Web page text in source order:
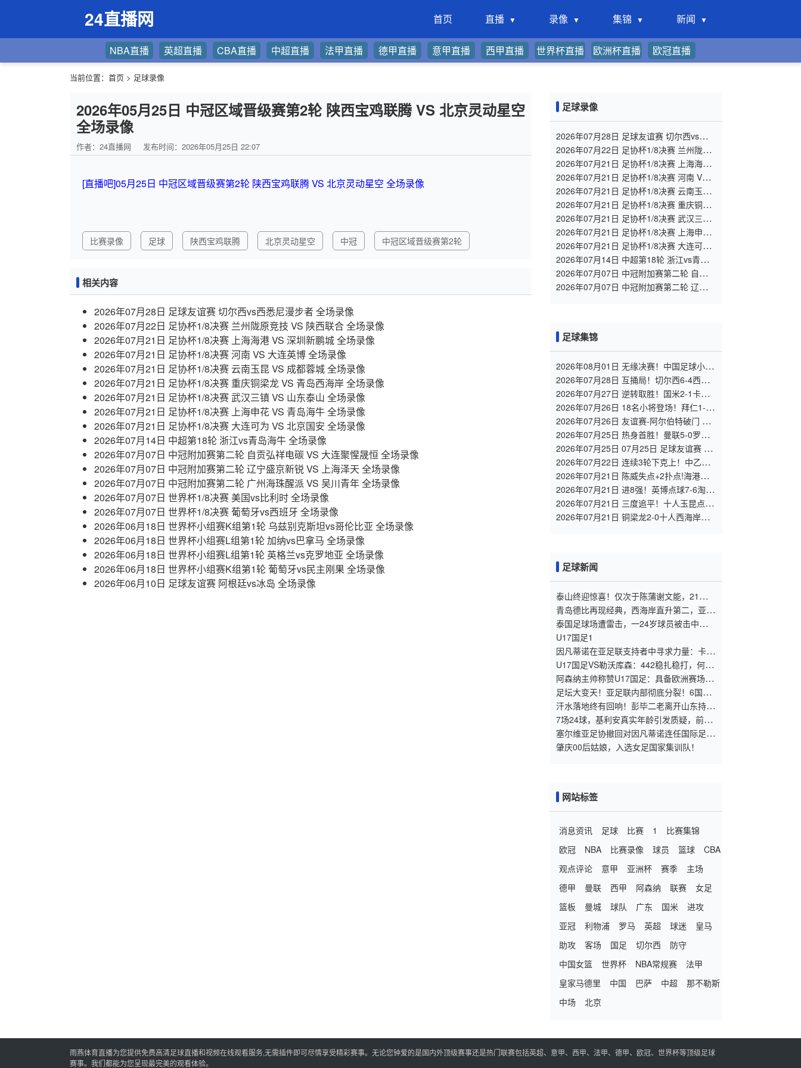
24直播网 首页 直播 录像 集锦 新闻
NBA直播 英超直播 CBA直播 中超直播 法甲直播 德甲直播 意甲直播 西甲直播 世界杯直播 欧洲杯直播 欧冠直播
当前位置： 首页 > 足球录像
2026年05月25日 中冠区域晋级赛第2轮 陕西宝鸡联腾 VS 北京灵动星空
全场录像
作者：24直播网 发布时间：2026年05月25日 22:07
[直播吧]05月25日 中冠区域晋级赛第2轮 陕西宝鸡联腾 VS 北京灵动星空 全场录像
比赛录像 足球 陕西宝鸡联腾 北京灵动星空 中冠 中冠区域晋级赛第2轮
相关内容
2026年07月28日 足球友谊赛 切尔西vs西悉尼漫步者 全场录像
2026年07月22日 足协杯1/8决赛 兰州陇原竞技 VS 陕西联合 全场录像
2026年07月21日 足协杯1/8决赛 上海海港 VS 深圳新鹏城 全场录像
2026年07月21日 足协杯1/8决赛 河南 VS 大连英博 全场录像
2026年07月21日 足协杯1/8决赛 云南玉昆 VS 成都蓉城 全场录像
2026年07月21日 足协杯1/8决赛 重庆铜梁龙 VS 青岛西海岸 全场录像
2026年07月21日 足协杯1/8决赛 武汉三镇 VS 山东泰山 全场录像
2026年07月21日 足协杯1/8决赛 上海申花 VS 青岛海牛 全场录像
2026年07月21日 足协杯1/8决赛 大连可为 VS 北京国安 全场录像
2026年07月14日 中超第18轮 浙江vs青岛海牛 全场录像
2026年07月07日 中冠附加赛第二轮 自贡弘祥电碳 VS 大连聚惺晟恒 全场录像
2026年07月07日 中冠附加赛第二轮 辽宁盛京新锐 VS 上海泽天 全场录像
2026年07月07日 中冠附加赛第二轮 广州海珠醒派 VS 吴川青年 全场录像
2026年07月07日 世界杯1/8决赛 美国vs比利时 全场录像
2026年07月07日 世界杯1/8决赛 葡萄牙vs西班牙 全场录像
2026年06月18日 世界杯小组赛K组第1轮 乌兹别克斯坦vs哥伦比亚 全场录像
2026年06月18日 世界杯小组赛L组第1轮 加纳vs巴拿马 全场录像
2026年06月18日 世界杯小组赛L组第1轮 英格兰vs克罗地亚 全场录像
2026年06月18日 世界杯小组赛K组第1轮 葡萄牙vs民主刚果 全场录像
2026年06月10日 足球友谊赛 阿根廷vs冰岛 全场录像
足球录像
2026年07月28日 足球友谊赛 切尔西vs西悉
尼漫步者 全场录像
2026年07月22日 足协杯1/8决赛 兰州陇原
竞技 VS 陕西联合 全场录像
2026年07月21日 足协杯1/8决赛 上海海港
VS 深圳新鹏城 全场录像
2026年07月21日 足协杯1/8决赛 河南 VS
大连英博 全场录像
2026年07月21日 足协杯1/8决赛 云南玉昆
VS 成都蓉城 全场录像
2026年07月21日 足协杯1/8决赛 重庆铜梁
龙 VS 青岛西海岸 全场录像
2026年07月21日 足协杯1/8决赛 武汉三镇
VS 山东泰山 全场录像
2026年07月21日 足协杯1/8决赛 上海申花
VS 青岛海牛 全场录像
2026年07月21日 足协杯1/8决赛 大连可为
VS 北京国安 全场录像
2026年07月14日 中超第18轮 浙江vs青岛
海牛 全场录像
2026年07月07日 中冠附加赛第二轮 自贡弘
祥电碳 VS 大连聚惺晟恒 全场录像
2026年07月07日 中冠附加赛第二轮 辽宁盛
足球集锦
2026年08月01日 无缘决赛！中国足球小将
红队0-2亚洲明星联，后者决赛战杭州足管
2026年07月28日 互捅局！切尔西6-4西悉
尼漫步者 佩德罗替补3射1传阿隆索开门红
2026年07月27日 逆转取胜！国米2-1卡尔
斯鲁厄 迪乌夫绝杀+双响+世界波破门
2026年07月26日 18名小将登场！拜仁1-2
德丙球队韦恩 比朔夫点射乌尔赖希“下蛋”
2026年07月26日 友谊赛-阿尔伯特破门 多
特1-2遭杜塞尔多夫逆转
2026年07月25日 热身首胜！曼联5-0罗森
博格 齐尔克泽传射莱西德瓦尼阿玛斯破门
2026年07月25日 07月25日 足球友谊赛 罗
森博格vs曼联 进球视频
2026年07月22日 连续3轮下克上！中乙兰
州2-0中甲陕西进八强 1/4决赛将战北京国安
2026年07月21日 陈威失点+2扑点!海港点
球5-4深圳进8强 周定洋张宇峰莱昂纳多失
2026年07月21日 进8强！英博点球7-6淘汰
河南战申花 马拉尼昂、阿卜杜肉苏力失点
2026年07月21日 三度追平！十人玉昆点球
6-5蓉城进八强 韦林顿索罗金罗慕洛失点
2026年07月21日 铜梁龙2-0十人西海岸晋
足球新闻
泰山终迎惊喜！仅次于陈蒲谢文能，21岁青
妖崛起，未来国足新锋线！
青岛德比再现经典，西海岸直升第二，亚冠
梦想近在咫尺
泰国足球场遭雷击，一24岁球员被击中身
亡，身边多人倒地，至少9人受伤，警方介
入调查
U17国足1
因凡蒂诺在亚足联支持者中寻求力量：卡塔
尔与阿联酋的立场引发关注
U17国足VS勒沃库森：442稳扎稳打，何思
凡邝兆镭领衔，赵松源冲锋
阿森纳主帅称赞U17国足：具备欧洲赛场实
力，两位球员特别突出
足坛大变天！亚足联内部彻底分裂！6国公
然倒戈，力挺因凡蒂诺连任
汗水落地终有回响！彭毕二老离开山东持续
高光，支持郑智以教练身份征战亚冠
7场24球，基利安真实年龄引发质疑，前国
脚毛剑卿称造假很正常
塞尔维亚足协撤回对因凡蒂诺连任国际足联
主席的支持
肇庆00后姑娘，入选女足国家集训队！
网站标签
消息资讯 足球 比赛 1
比赛集锦
欧冠
NBA 比赛录像 球员 篮球
CBA
观点评论
意甲 亚洲杯 赛季
主场
德甲
曼联 西甲 阿森纳 联赛
女足
篮板
曼城 球队 广东 国米
进攻
亚冠
利物浦 罗马 英超 球迷
皇马
助攻
客场 国足 切尔西
防守
中国女篮
世界杯 NBA常规赛
法甲
皇家马德里
中国 巴萨 中超
那不勒斯
中场
北京
雨燕体育直播为您提供免费高清足球直播和视频在线观看服务,无需插件即可尽情享受精彩赛事。无论您钟爱的是国内外顶级赛事还是热门联赛包括英超、意甲、西甲、法甲、德甲、欧冠、世界杯等顶级足球
赛事。我们都能为您呈现最完美的观看体验。